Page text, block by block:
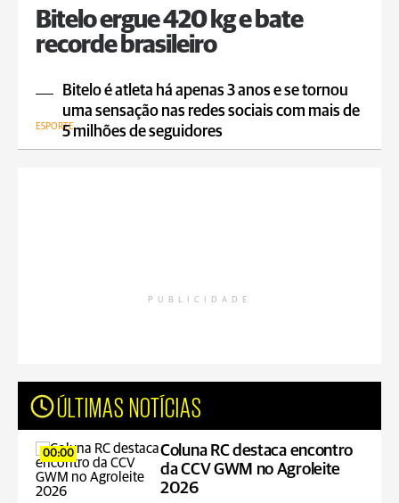
Bitelo ergue 420 kg e bate
recorde brasileiro
Bitelo é atleta há apenas 3 anos e se tornou
uma sensação nas redes sociais com mais de
5 milhões de seguidores
ESPORTE
PUBLICIDADE
ÚLTIMAS NOTÍCIAS
00:00
Coluna RC destaca encontro
da CCV GWM no Agroleite
2026